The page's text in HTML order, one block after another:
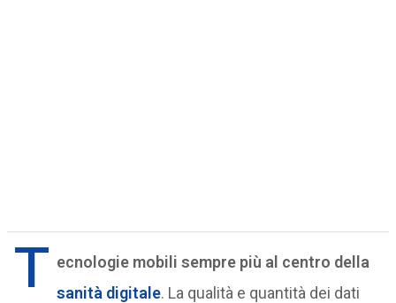
T ecnologie mobili sempre più al centro della
sanità digitale. La qualità e quantità dei dati